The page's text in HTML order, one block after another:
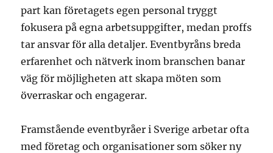
part kan företagets egen personal tryggt
fokusera på egna arbetsuppgifter, medan proffs
tar ansvar för alla detaljer. Eventbyråns breda
erfarenhet och nätverk inom branschen banar
väg för möjligheten att skapa möten som
överraskar och engagerar.
Framstående eventbyråer i Sverige arbetar ofta
med företag och organisationer som söker ny